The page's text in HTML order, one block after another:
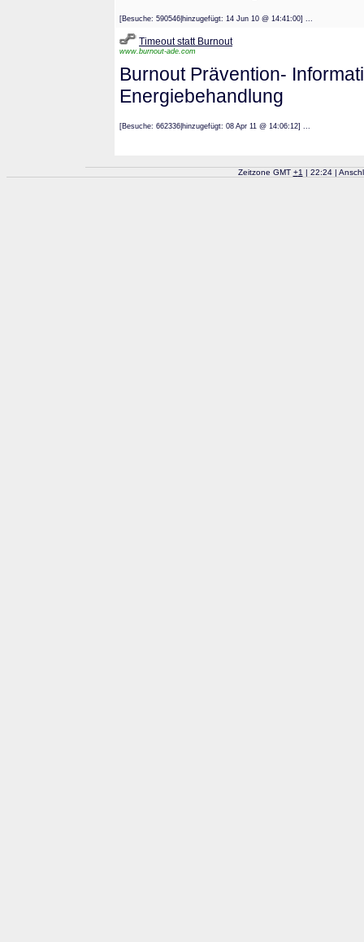
[Besuche: 590546|hinzugefügt: 14 Jun 10 @ 14:41:00] ...
Timeout statt Burnout
www.burnout-ade.com
Burnout Prävention-
Energiebehandlung
[Besuche: 662336|hinzugefügt: 08 Apr 11 @ 14:06:12] ...
Zeitzone GMT +1 | 22:24 |